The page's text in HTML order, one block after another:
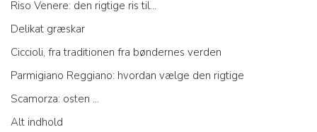
Riso Venere: den rigtige ris til...
Delikat græskar
Ciccioli, fra traditionen fra bøndernes verden
Parmigiano Reggiano: hvordan vælge den rigtige
Scamorza: osten ...
Alt indhold